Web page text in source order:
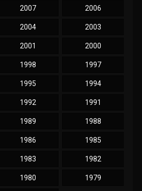
2007 2006
2004 2003
2001 2000
1998 1997
1995 1994
1992 1991
1989 1988
1986 1985
1983 1982
1980 1979